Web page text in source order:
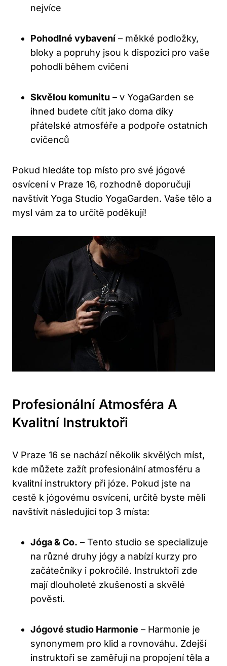
nejvíce
Pohodlné vybavení – měkké podložky,
bloky a popruhy jsou k dispozici pro vaše
pohodlí během cvičení
Skvělou komunitu – v YogaGarden se
ihned budete cítit jako doma díky
přátelské atmosféře a podpoře ostatních
cvičenců
Pokud hledáte top místo pro své jógové
osvícení v Praze 16, rozhodně doporučuji
navštívit Yoga Studio YogaGarden. Vaše tělo a
mysl vám za to určitě poděkují!
Profesionální Atmosféra A
Kvalitní Instruktoři
V Praze 16 se nachází několik skvělých míst,
kde můžete zažít profesionální atmosféru a
kvalitní instruktory při józe. Pokud jste na
cestě k jógovému osvícení, určitě byste měli
navštívit následující top 3 místa:
Jóga & Co. – Tento studio se specializuje
na různé druhy jógy a nabízí kurzy pro
začátečníky i pokročilé. Instruktoři zde
mají dlouholeté zkušenosti a skvělé
pověsti.
Jógové studio Harmonie – Harmonie je
synonymem pro klid a rovnováhu. Zdejší
instruktoři se zaměřují na propojení těla a